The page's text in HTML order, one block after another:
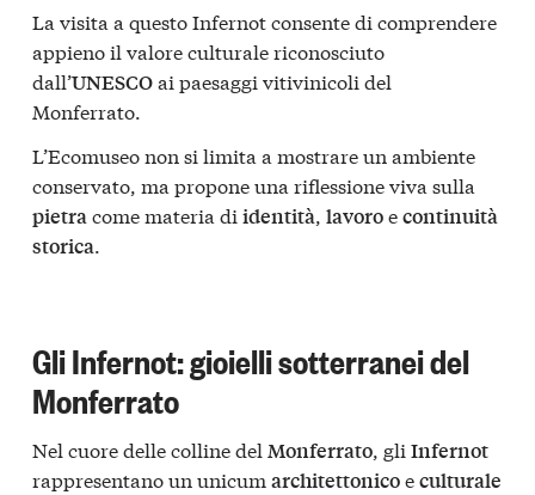
La visita a questo Infernot consente di comprendere
appieno il valore culturale riconosciuto
dall’UNESCOai paesaggi vitivinicoli del
Monferrato.
L’Ecomuseo non si limita a mostrare un ambiente
conservato, ma propone una riflessione viva sulla
pietracome materia di identità, lavoroecontinuità
storica.
Gli Infernot: gioielli sotterranei del
Monferrato
Nel cuore delle colline del Monferrato, gli Infernot
rappresentano un unicum architettonicoeculturale